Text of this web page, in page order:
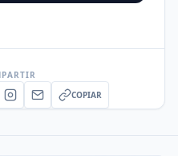
COPIAR